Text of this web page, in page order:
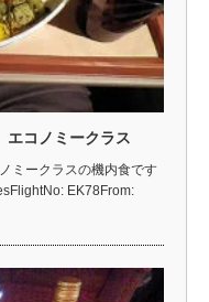
コノミークラス
ークラスの機内食です
EK78From: